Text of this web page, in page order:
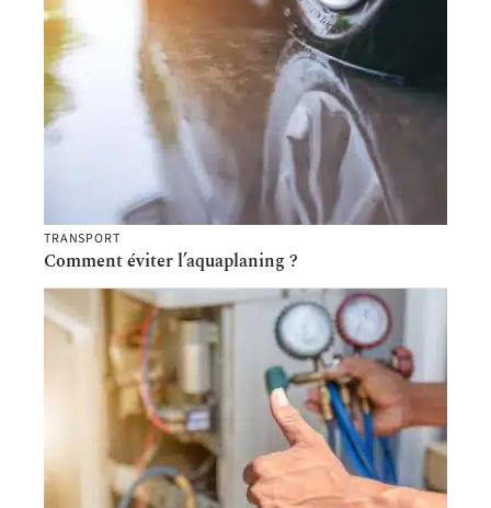
TRANSPORT
Comment éviter l’aquaplaning ?